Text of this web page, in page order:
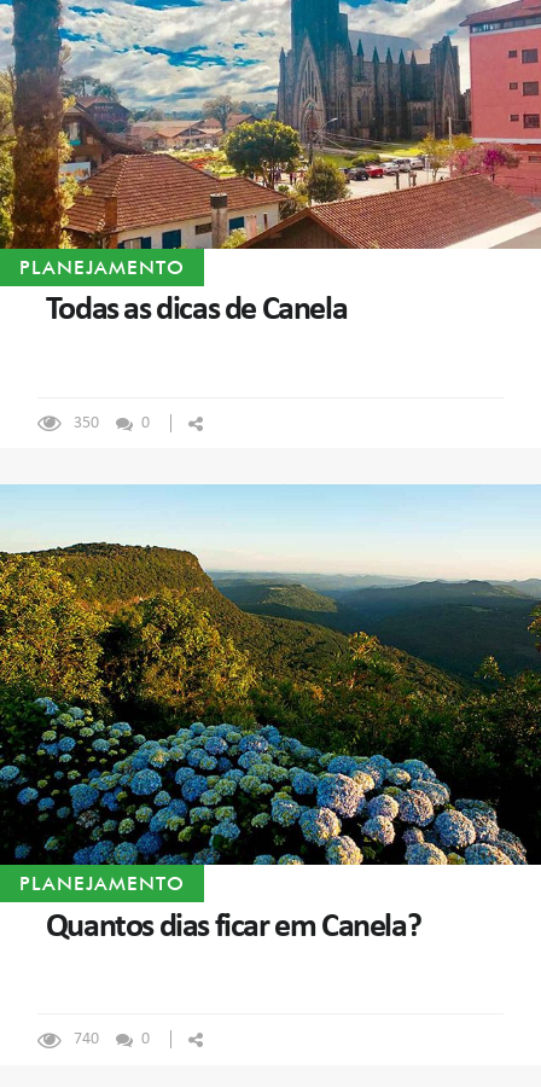
PLANEJAMENTO
Todas as dicas de Canela
350 0
PLANEJAMENTO
Quantos dias ficar em Canela?
740 0